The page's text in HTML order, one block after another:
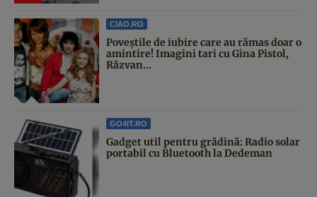
CIAO.RO
Poveştile de iubire care au rămas doar o
amintire! Imagini tari cu Gina Pistol,
Răzvan...
GO4IT.RO
Gadget util pentru grădină: Radio solar
portabil cu Bluetooth la Dedeman